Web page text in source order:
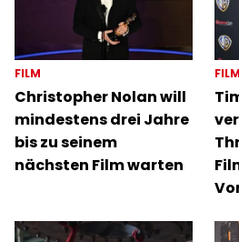
FILM
Christopher Nolan will
mindestens drei Jahre
bis zu seinem
nächsten Film warten
FILM